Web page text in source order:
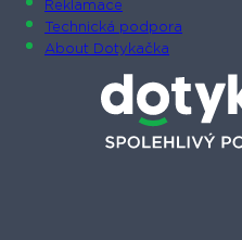
Reklamace
Technická podpora
About Dotykačka